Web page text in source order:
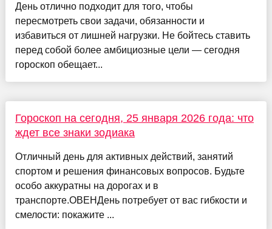
День отлично подходит для того, чтобы
пересмотреть свои задачи, обязанности и
избавиться от лишней нагрузки. Не бойтесь ставить
перед собой более амбициозные цели — сегодня
гороскоп обещает...
Гороскоп на сегодня, 25 января 2026 года: что
ждет все знаки зодиака
Отличный день для активных действий, занятий
спортом и решения финансовых вопросов. Будьте
особо аккуратны на дорогах и в
транспорте.ОВЕНДень потребует от вас гибкости и
смелости: покажите ...